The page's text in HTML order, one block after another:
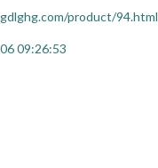
product/94.html
09:26:53